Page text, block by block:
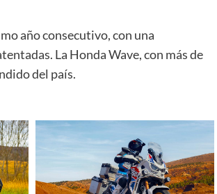
año consecutivo, con una
La Honda Wave, con más de
del país.